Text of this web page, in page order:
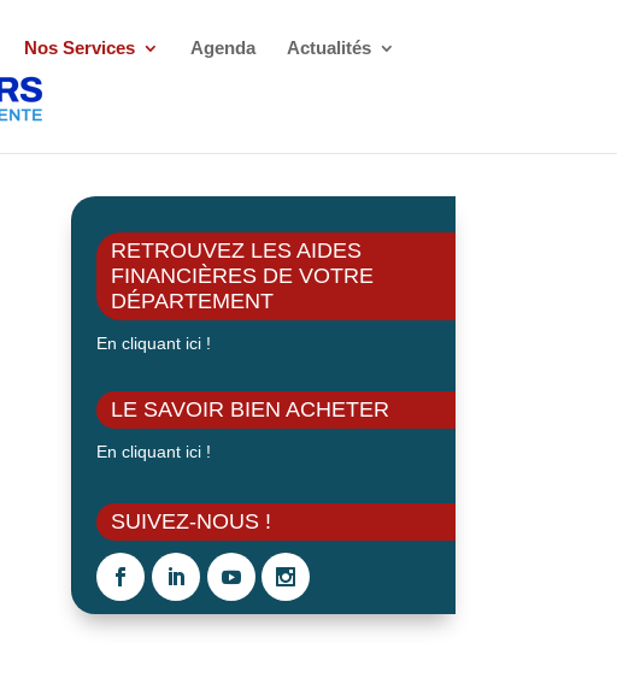
Nos Services Agenda Actualités
RETROUVEZ LES AIDES
FINANCIÈRES DE VOTRE
DÉPARTEMENT
En cliquant ici !
LE SAVOIR BIEN ACHETER
En cliquant ici !
SUIVEZ-NOUS !